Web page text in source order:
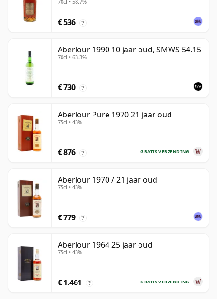
70cl • 58.7%
€ 536 ?
Aberlour 1990 10 jaar oud, SMWS 54.15
70cl • 63.3%
€ 730 ?
Aberlour Pure 1970 21 jaar oud
75cl • 43%
GRATIS VERZENDING
€ 876 ?
Aberlour 1970 / 21 jaar oud
75cl • 43%
€ 779 ?
Aberlour 1964 25 jaar oud
75cl • 43%
GRATIS VERZENDING
€ 1.461 ?